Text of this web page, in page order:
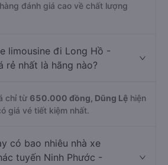
đánh giá cao về chất lượng
limousine đi Long Hồ -
rẻ nhất là hãng nào?
chỉ từ 650.000 đồng, Dũng Lệ hiện
giá vé tiết kiệm nhất.
có bao nhiêu nhà xe
tuyến Ninh Phước -